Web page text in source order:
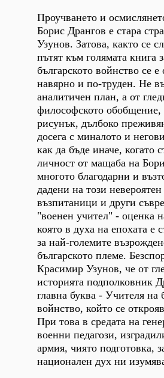
Проучването и
Борис Дрангов е стара
Узунов. Затова, както се
пътят към голямата книга
българското войнство се е
навярно и по-труден. Не
аналитичен план, а от
философското обобщение,
рисунък, дълбоко
досега с миналото и
как да бъде иначе, когато
личност от мащаба на
многото благодарни и
дадени на този
възпитаници и други
"военен учител" - оценка
която в духа на епохата е
за най-големите
българското племе.
Красимир Узунов, че от
историята подполковник
главна буква - Учителя на
войнство, който се
При това в средата на
военни педагози,
армия, чиято подготовка,
национален дух ни